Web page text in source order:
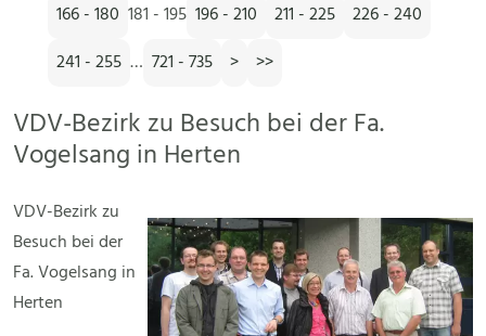
166 - 180 181 - 195 196 - 210 211 - 225
226 - 240
241 - 255 … 721 - 735 > >>
VDV-Bezirk zu Besuch bei der Fa.
Vogelsang in Herten
VDV-Bezirk zu
Besuch bei der
Fa. Vogelsang in
Herten